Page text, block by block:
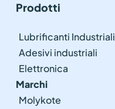
Prodotti
Lubrificanti Industriali
Adesivi industriali
Elettronica
Marchi
Molykote